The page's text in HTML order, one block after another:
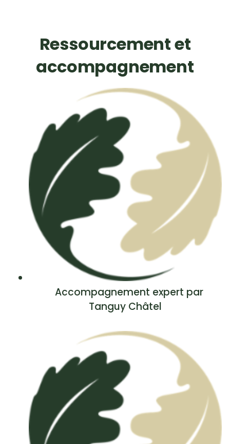
Ressourcement et
accompagnement
Accompagnement expert par
Tanguy Châtel